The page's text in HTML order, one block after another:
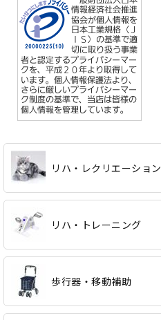
リハ・レクリエーション
リハ・トレーニング
歩行器・移動補助